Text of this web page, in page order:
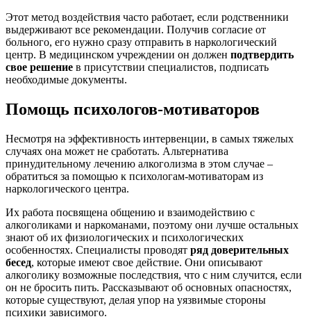
Этот метод воздействия часто работает, если родственники
выдерживают все рекомендации. Получив согласие от
больного, его нужно сразу отправить в наркологический
центр. В медицинском учреждении он должен подтвердить
свое решение в присутствии специалистов, подписать
необходимые документы.
Помощь психологов-мотиваторов
Несмотря на эффективность интервенции, в самых тяжелых
случаях она может не сработать. Альтернатива
принудительному лечению алкоголизма в этом случае –
обратиться за помощью к психологам-мотиваторам из
наркологического центра.
Их работа посвящена общению и взаимодействию с
алкоголиками и наркоманами, поэтому они лучше остальных
знают об их физиологических и психологических
особенностях. Специалисты проводят ряд доверительных
бесед, которые имеют свое действие. Они описывают
алкоголику возможные последствия, что с ним случится, если
он не бросить пить. Рассказывают об основных опасностях,
которые существуют, делая упор на уязвимые стороны
психики зависимого.